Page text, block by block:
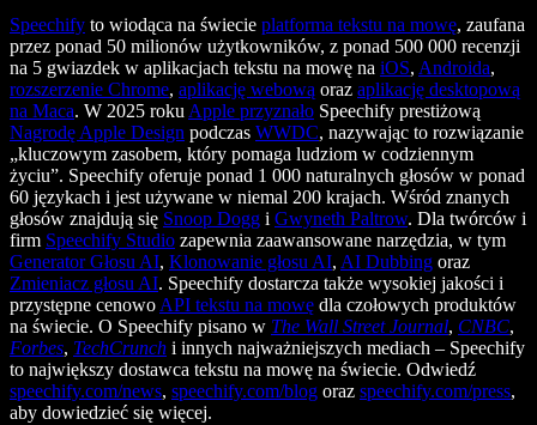
Speechify to wiodąca na świecie platforma tekstu na mowę, zaufana
przez ponad 50 milionów użytkowników, z ponad 500 000 recenzji
na 5 gwiazdek w aplikacjach tekstu na mowę na iOS, Androida,
rozszerzenie Chrome, aplikację webową oraz aplikację desktopową
na Maca. W 2025 roku Apple przyznało Speechify prestiżową
Nagrodę Apple Design podczas WWDC, nazywając to rozwiązanie
„kluczowym zasobem, który pomaga ludziom w codziennym
życiu”. Speechify oferuje ponad 1 000 naturalnych głosów w ponad
60 językach i jest używane w niemal 200 krajach. Wśród znanych
głosów znajdują się Snoop Dogg i Gwyneth Paltrow. Dla twórców i
firm Speechify Studio zapewnia zaawansowane narzędzia, w tym
Generator Głosu AI, Klonowanie głosu AI, AI Dubbing oraz
Zmieniacz głosu AI. Speechify dostarcza także wysokiej jakości i
przystępne cenowo API tekstu na mowę dla czołowych produktów
na świecie. O Speechify pisano w The Wall Street Journal, CNBC,
Forbes, TechCrunch i innych najważniejszych mediach – Speechify
to największy dostawca tekstu na mowę na świecie. Odwiedź
speechify.com/news, speechify.com/blog oraz speechify.com/press,
aby dowiedzieć się więcej.